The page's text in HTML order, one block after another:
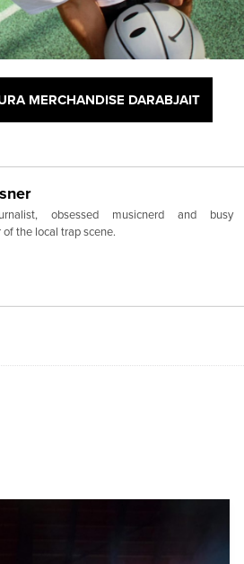
MERCHANDISE DARABJAIT
obsessed musicnerd and busy
the local trap scene.